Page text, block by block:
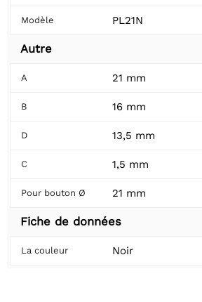
Modèle PL21N
Autre
A 21 mm
B 16 mm
D 13,5 mm
C 1,5 mm
Pour bouton Ø 21 mm
Fiche de données
La couleur Noir